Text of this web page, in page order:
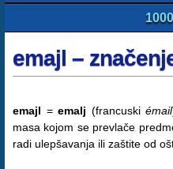
emajl –
emajl =emalj (francuskiémail
masa kojom se prevlače
radi ulepšavanja ili zaštite od